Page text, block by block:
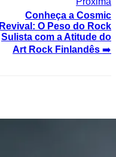
Conheça a Cosmic
Revival: O Peso do Rock
Sulista com a Atitude do
Art Rock Finlandês ➡️